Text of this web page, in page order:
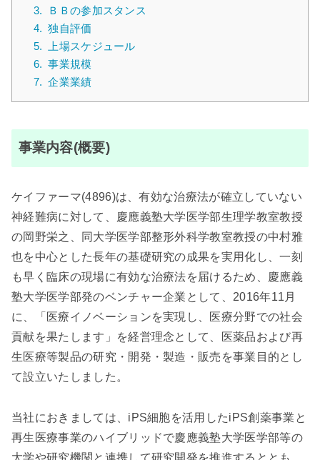
3.
ＢＢの参加スタンス
4. 独自評価
5.
上場スケジュール
6. 事業規模
7. 企業業績
事業内容(概要)
ケイファーマ(4896)は、有効な治療法が確立していない
神経難病に対して、慶應義塾大学医学部生理学教室教授
の岡野栄之、同大学医学部整形外科学教室教授の中村雅
也を中心とした長年の基礎研究の成果を実用化し、一刻
も早く臨床の現場に有効な治療法を届けるため、慶應義
塾大学医学部発のベンチャー企業として、2016年11月
に、「医療イノベーションを実現し、医療分野での社会
貢献を果たします」を経営理念として、医薬品および再
生医療等製品の研究・開発・製造・販売を事業目的とし
て設立いたしました。
当社におきましては、iPS細胞を活用したiPS創薬事業と
再生医療事業のハイブリッドで慶應義塾大学医学部等の